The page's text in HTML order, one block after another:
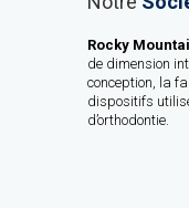
Rocky
de dimension
conception, la
dispositifs
d’orthodontie.